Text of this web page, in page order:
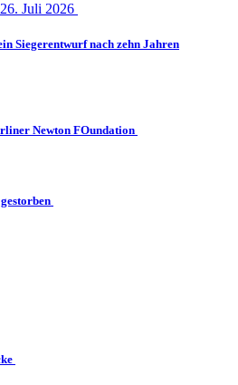
26. Juli 2026
Siegerentwurf nach zehn Jahren
Newton FOundation